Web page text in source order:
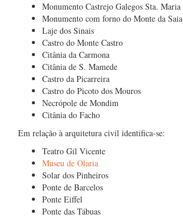
Monumento Castrejo Galegos Sta. Maria
Monumento com forno do Monte da Saia
Laje dos Sinais
Castro do Monte Castro
Citânia da Carmona
Citânia de S. Mamede
Castro da Picarreira
Castro do Picoto dos Mouros
Necrópole de Mondim
Citânia do Facho
Em relação à arquitetura civil identifica-se:
Teatro Gil Vicente
Museu de Olaria
Solar dos Pinheiros
Ponte de Barcelos
Ponte Eiffel
Ponte das Tábuas